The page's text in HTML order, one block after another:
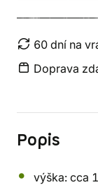
60 dní na
Doprava
Popis
výška: cca